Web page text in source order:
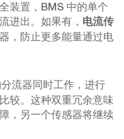
装置，BMS 中的单个
进出。如果有， 电流传
，防止更多能量通过电
流器同时工作，进行
较。这种双重冗余意味
，另一个传感器将继续